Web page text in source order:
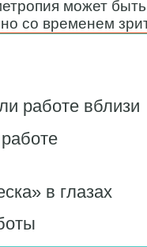
может
со временем
работе вблизи
в глазах